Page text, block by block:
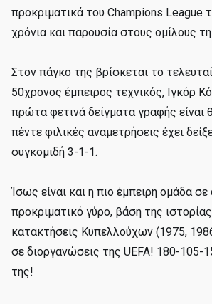
προκριματικά του Champions League
χρόνια και παρουσία στους ομίλους
Στον πάγκο της βρίσκεται το
50χρονος έμπειρος τεχνικός, Ιγκόρ
πρώτα φετινά δείγματα γραφής είναι
πέντε φιλικές αναμετρήσεις έχει
συγκομιδή 3-1-1.
Ίσως είναι και η πιο έμπειρη ομάδα
προκριματικό γύρο, βάση της
κατακτήσεις Κυπελλούχων (1975,
σε διοργανώσεις της UEFA! 180-105-
της!